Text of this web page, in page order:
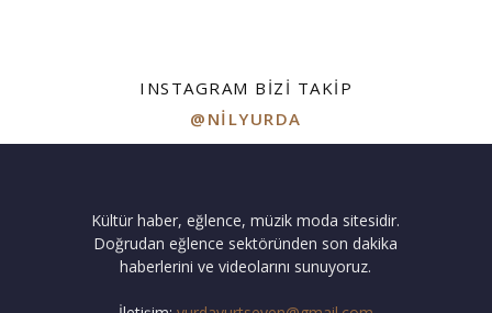
INSTAGRAM BIZI TAKIP
@NILYURDA
Kültür haber, eğlence, müzik moda sitesidir.
Doğrudan eğlence sektöründen son dakika
haberlerini ve videolarını sunuyoruz.